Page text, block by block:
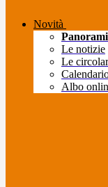
Novità
Le notizie
Le
Albo